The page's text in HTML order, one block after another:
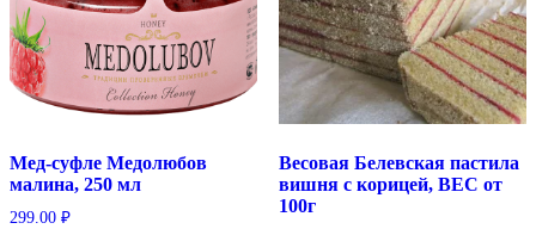
Мед-суфле Медолюбов
малина, 250 мл
299.00 ₽
Весовая Белевская пастила
вишня с корицей, ВЕС от
100г